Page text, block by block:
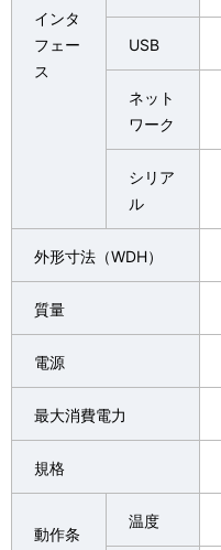
インタ
フェー
ス
USB
ネット
ワーク
シリア
ル
外形寸法（WDH）
質量
電源
最大消費電力
規格
動作条
温度